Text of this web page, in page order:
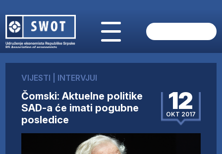
O NAMA
AKTUELNO
ANALIZE
KOMPANIJE
FINANSIJE
IZ STRANIH MEDIJA
VIJESTI INTERVJUI
Čomski: Aktuelne politike
SAD-a će imati pogubne
posledice
12
OKT 2017